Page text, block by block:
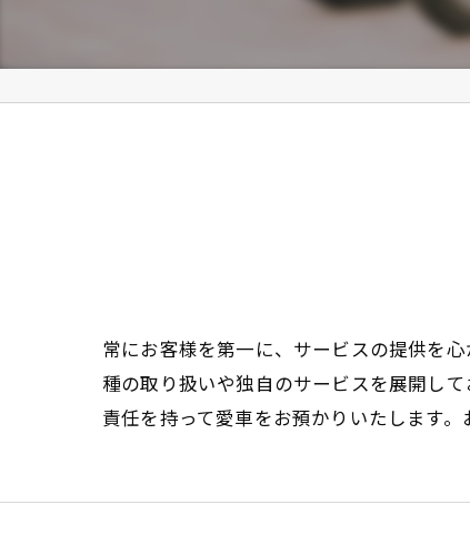
常にお客様を第一に、サービスの提供を
種の取り扱いや独自のサービスを展開し
責任を持って愛車をお預かりいたします